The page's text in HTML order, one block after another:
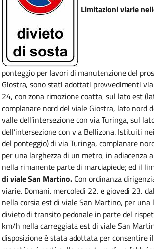
Limitazioni viarie
ponteggio per lavori di manutenzione del
Giostra, sono stati adottati provvedimenti
24, con zona rimozione coatta, sul lato est
complanare nord del viale Giostra, lato
valle dell’intersezione con via Turinga, sul
dell’intersezione con via Bellizona. Istituiti
del ponteggio) di via Turinga, complanare
per una larghezza di un metro, in adiacenza
nella rimanente parte di marciapiede; ed il
di viale San Martino.Con ordinanza
viarie. Domani, mercoledì 22, e giovedì 23,
nella corsia est di viale San Martino, per
divieto di transito pedonale in parte del
km/h nella carreggiata est di viale San
disposizione è stata adottata per consentire